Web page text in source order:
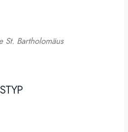
St. Bartholomäus